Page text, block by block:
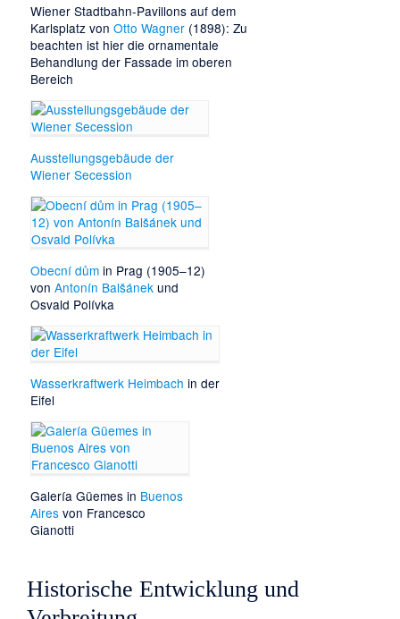
WienerStadtbahn-Pavillons auf dem
Karlsplatz vonOtto Wagner (1898): Zu
beach­ten ist hier die ornamentale
Behand­lung der Fassade im oberen
Bereich
Ausstellungsgebäude der
Wiener Secession
Obecní dům in Prag (1905–12)
vonAntonín Balšánek und
Osvald Polívka
Wasserkraftwerk Heimbach in der
Eifel
Galería Güemes in Buenos
Aires von Francesco
Gianotti
Historische Entwicklung und